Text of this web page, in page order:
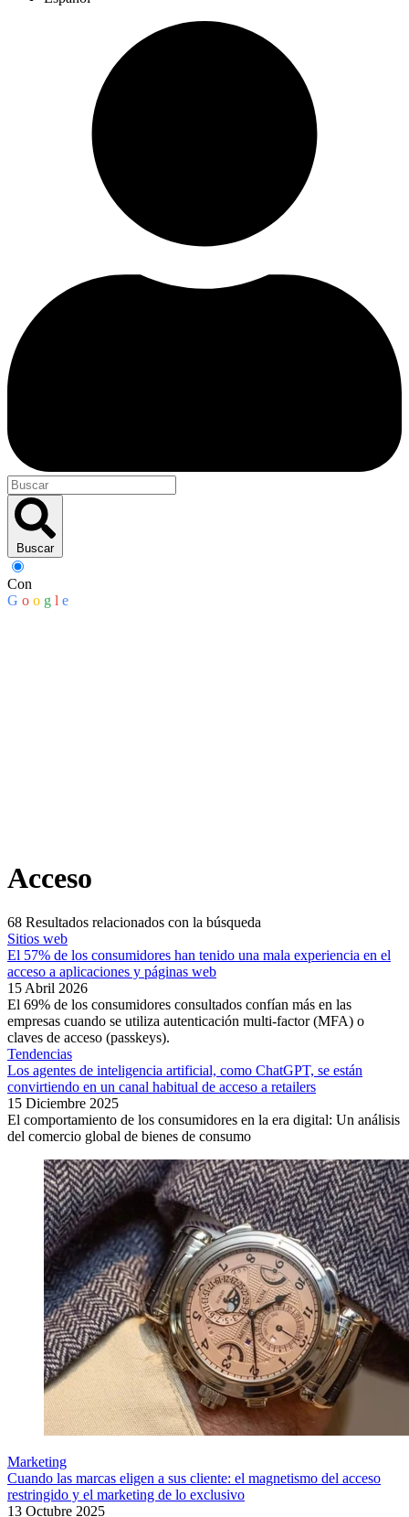
Buscar
Con
G o o g l e
Acceso
68 Resultados relacionados con la búsqueda
Sitios web
El 57% de los consumidores han tenido una mala experiencia en el
acceso a aplicaciones y páginas web
15 Abril 2026
El 69% de los consumidores consultados confían más en las
empresas cuando se utiliza autenticación multi-factor (MFA) o
claves de acceso (passkeys).
Tendencias
Los agentes de inteligencia artificial, como ChatGPT, se están
convirtiendo en un canal habitual de acceso a retailers
15 Diciembre 2025
El comportamiento de los consumidores en la era digital: Un análisis
del comercio global de bienes de consumo
Marketing
Cuando las marcas eligen a sus cliente: el magnetismo del acceso
restringido y el marketing de lo exclusivo
13 Octubre 2025